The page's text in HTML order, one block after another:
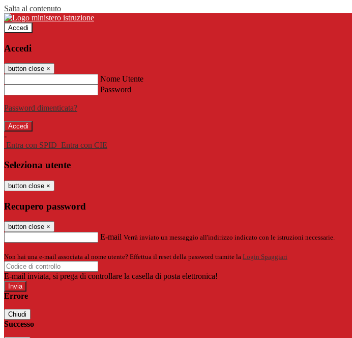
Salta al contenuto
Accedi
Accedi
button close ×
Nome Utente
Password
Password dimenticata?
-
Entra con SPID Entra con CIE
Seleziona utente
button close ×
Recupero password
button close ×
E-mail Verrà inviato un messaggio all'indirizzo indicato con le istruzioni necessarie.
Non hai una e-mail associata al nome utente? Effettua il reset della password tramite la Login Spaggiari
E-mail inviata, si prega di controllare la casella di posta elettronica!
Errore
Chiudi
Successo